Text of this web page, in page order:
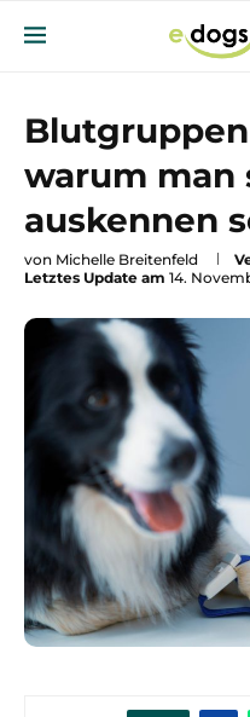
warum man
auskennen
von Michelle Breitenfeld
Letztes Update am 14.